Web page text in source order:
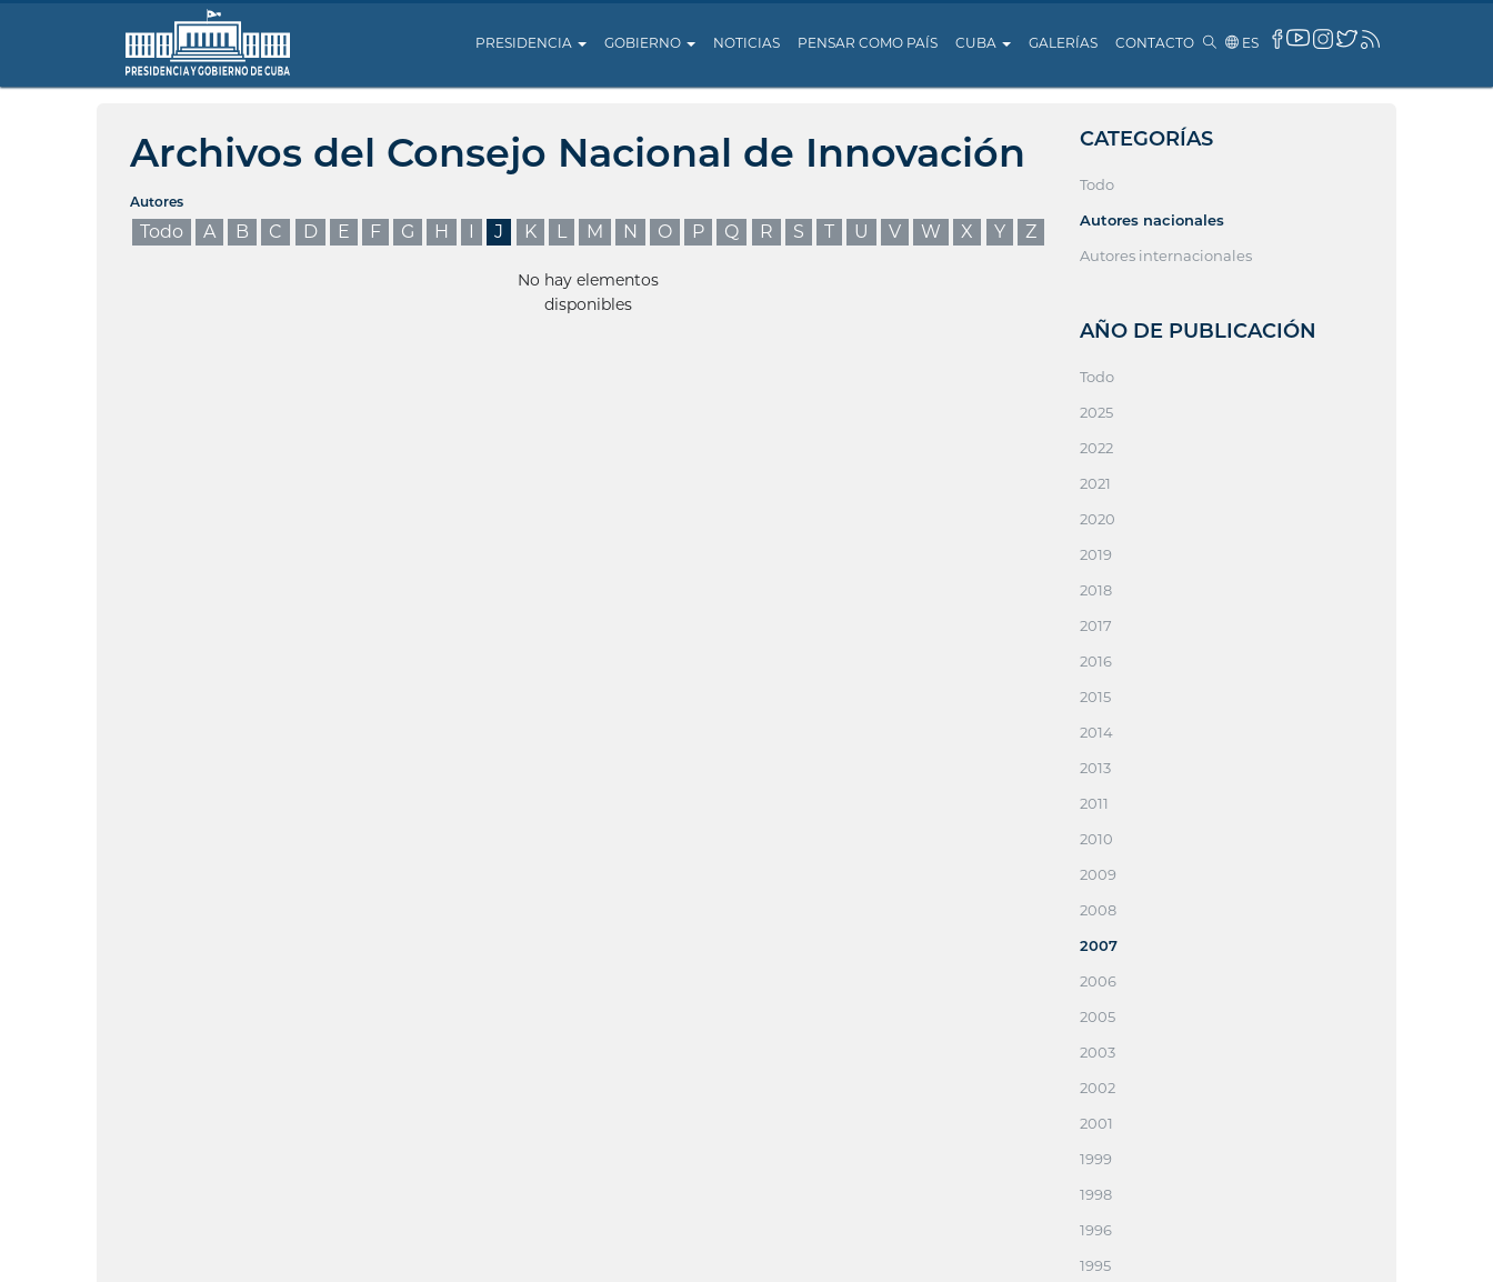
PRESIDENCIA GOBIERNO NOTICIAS PENSAR COMO PAÍS CUBA GALERÍAS CONTACTO ES
Archivos del Consejo Nacional de Innovación
Autores
Todo A B C D E F G H I J K L M N O P Q R S T U V W X Y Z
No hay elementos
disponibles
CATEGORÍAS
Todo
Autores nacionales
Autores internacionales
AÑO DE PUBLICACIÓN
Todo
2025
2022
2021
2020
2019
2018
2017
2016
2015
2014
2013
2011
2010
2009
2008
2007
2006
2005
2003
2002
2001
1999
1998
1996
1995